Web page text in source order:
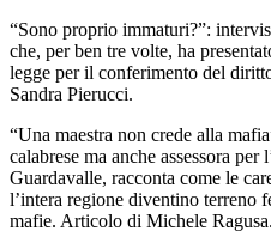
“Sono proprio immaturi?”:
che, per ben tre volte, ha
legge per il conferimento del
Sandra Pierucci.
“Una maestra non crede alla
calabrese ma anche assessora
Guardavalle, racconta come le
l’intera regione diventino terreno
mafie. Articolo di Michele Ragusa.